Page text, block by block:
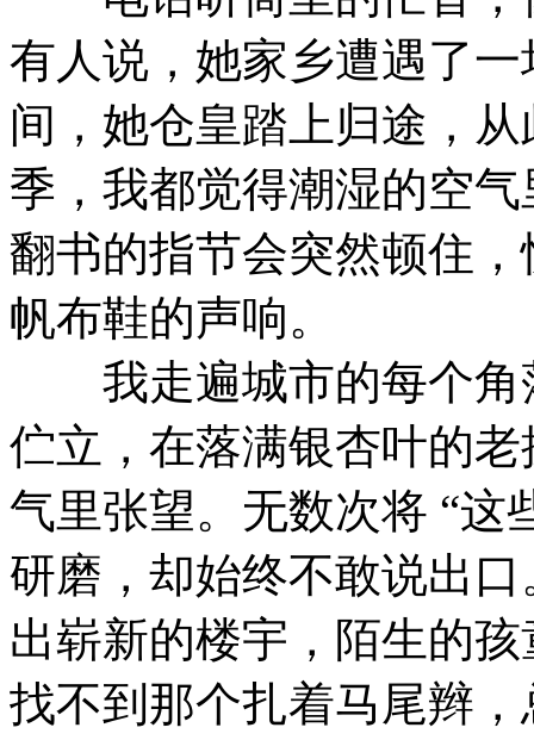
有人说，她家乡遭遇了
间，她仓皇踏上归途，
季，我都觉得潮湿的空
翻书的指节会突然顿住
帆布鞋的声响。​
我走遍城市的每个角
伫立，在落满银杏叶的
气里张望。无数次将 “这
研磨，却始终不敢说出
出崭新的楼宇，陌生的
找不到那个扎着马尾辫